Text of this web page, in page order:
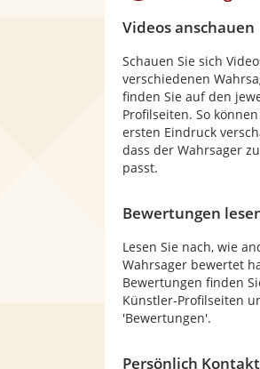
Videos anschauen
Schauen Sie sich
verschiedenen
finden Sie auf den
Profilseiten. So
ersten Eindruck
dass der Wahrsager
passt.
Bewertungen
Lesen Sie nach, wie
Wahrsager bewertet
Bewertungen finden
Künstler-Profilseiten
'Bewertungen'.
Persönlich